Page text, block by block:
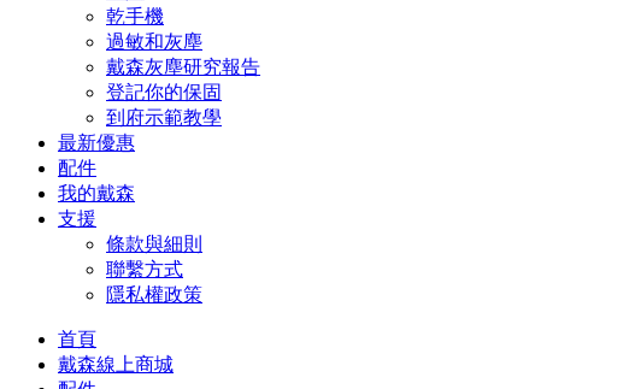
乾手機
過敏和灰塵
戴森灰塵研究報告
登記你的保固
到府示範教學
最新優惠
配件
我的戴森
支援
條款與細則
聯繫方式
隱私權政策
首頁
戴森線上商城